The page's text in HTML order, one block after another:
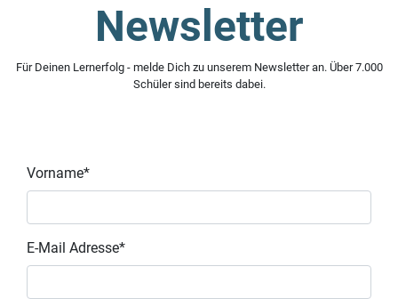
Newsletter
Für Deinen Lernerfolg - melde Dich zu unserem Newsletter an. Über 7.000
Schüler sind bereits dabei.
Vorname*
E-Mail Adresse*